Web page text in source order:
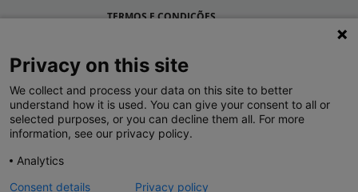
TERMOS E CONDIÇÕES
LEGRAND PORTUGAL
GRUPO LEGRAND NO MUNDO
Privacy on this site
We collect and process your data on this site to better
understand how it is used. You can give your consent to all or
selected purposes, or you can decline them all. For more
information, see our privacy policy.
Analytics
Consent details
Privacy policy